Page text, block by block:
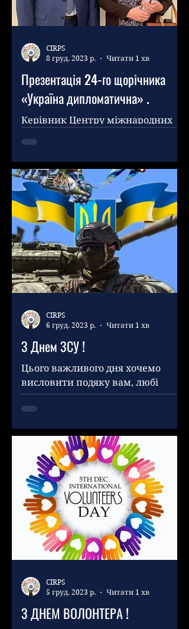
Презентація 24-го щорічника
«Україна дипломатична» .
Керівник Центру міжнародних
Хусамеддін Аль-Халавані з
радістю прийняв запрошення
відвідати 24-ту щорічну...
CIRPS
8 груд. 2023 р.
Читати 1 хв
З Днем ЗСУ !
Цього важливого дня хочемо
висловити подяку вам, любі
захисники! Ваші подвиги та
жертви для благополуччя країни
CIRPS
6 груд. 2023 р.
Читати 1 хв
З ДНЕМ ВОЛОНТЕРА !
CIRPS
5 груд. 2023 р.
Читати 1 хв